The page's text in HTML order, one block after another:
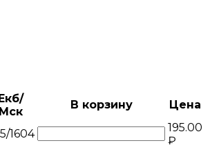
Мск
В корзину
Цена
1604
195.00
₽